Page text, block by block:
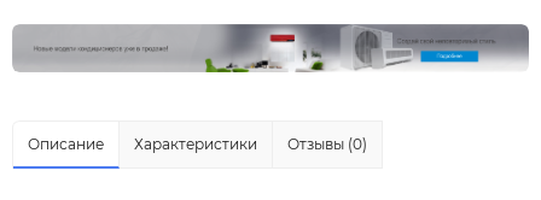
Описание Характеристики Отзывы (0)